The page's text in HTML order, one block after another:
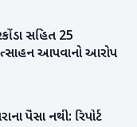
સહિત 25
આપવાનો આરોપ
પૈસા નથી: રિપોર્ટ